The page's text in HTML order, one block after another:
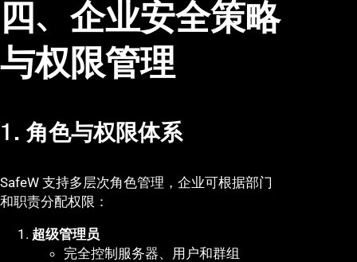
四、企业安全策略
与权限管理
1. 角色与权限体系
SafeW 支持多层次角色管理，企业可根据部门
和职责分配权限：
超级管理员
完全控制服务器、用户和群组